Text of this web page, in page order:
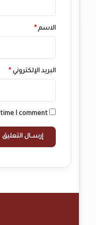
*
الاسم *
البريد الإلكتروني *
I comment.